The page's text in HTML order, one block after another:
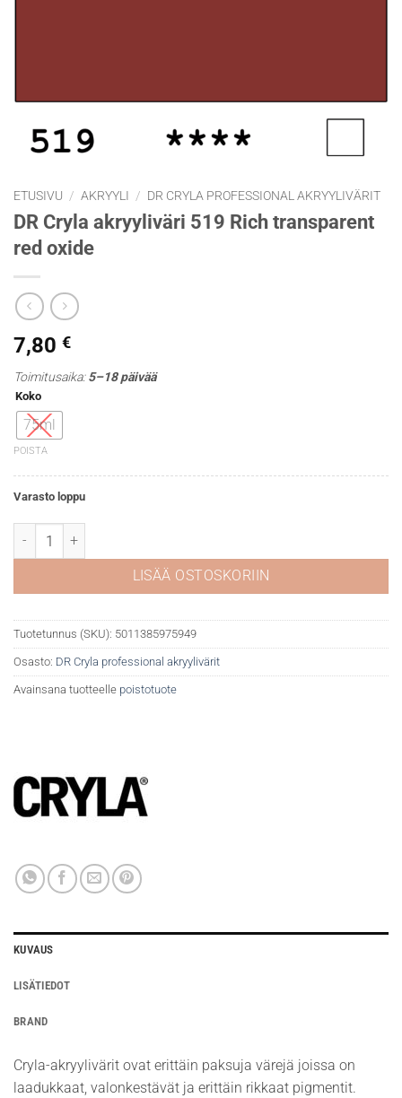
ETUSIVU / AKRYYLI / DR CRYLA PROFESSIONAL AKRYYLIVÄRIT
DR Cryla akryyliväri 519 Rich transparent
red oxide
7,80 €
Toimitusaika:5–18 päivää
Koko
75ml
POISTA
Varasto loppu
DR Cryla akryyliväri 519 Rich transparent red oxide määrä
LISÄÄ OSTOSKORIIN
Tuotetunnus (SKU): 5011385975949
Osasto: DR Cryla professional akryylivärit
Avainsana tuotteelle poistotuote
KUVAUS
LISÄTIEDOT
BRAND
Cryla-akryylivärit ovat erittäin paksuja värejä joissa on
laadukkaat, valonkestävät ja erittäin rikkaat pigmentit.